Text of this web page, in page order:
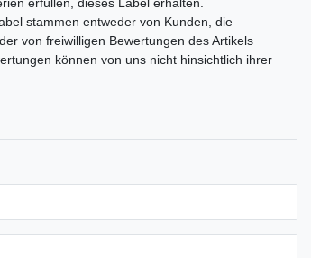
stammen entweder von Kunden, die
von freiwilligen Bewertungen des Artikels
können von uns nicht hinsichtlich ihrer